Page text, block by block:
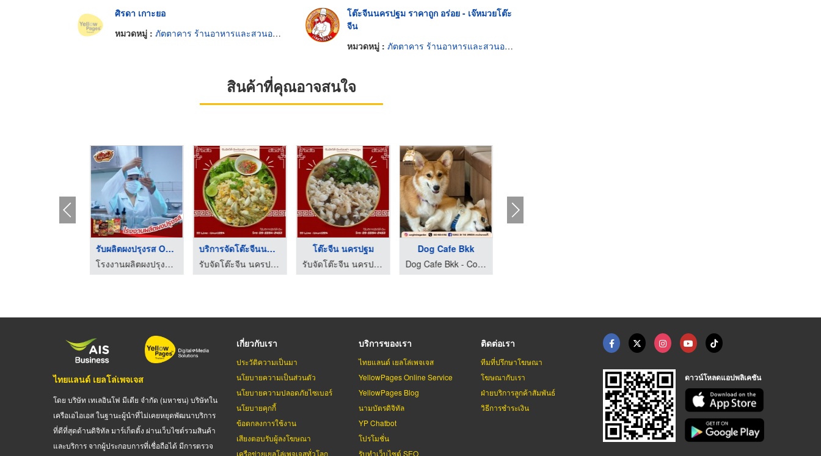
ศิรดา เกาะยอ
หมวดหมู่ : ภัตตาคาร ร้านอาหารและสวนอาหาร
โต๊ะจีนนครปฐม ราคาถูก อร่อย - เจ๊หมวยโต๊ะ
จีน
หมวดหมู่ : ภัตตาคาร ร้านอาหารและสวนอาหาร
สินค้าที่คุณอาจสนใจ
รับผลิตผงปรุงรส OEM
โรงงานผลิตผงปรุงรส - โฟร์ฟู้ดส์
บริการจัดโต๊ะจีนนครป ...
รับจัดโต๊ะจีน นครปฐม - น้องซ่า โภชนา
โต๊ะจีน นครปฐม
รับจัดโต๊ะจีน นครปฐม - น้องซ่า โภชนา
Dog Cafe Bkk
Dog Cafe Bkk - Corgi in the garden
ไทยแลนด์ เยลโล่เพจเจส
โดย บริษัท เทเลอินโฟ มีเดีย จำกัด (มหาชน) บริษัทใน
เครือเอไอเอส ในฐานะผู้นำที่ไม่เคยหยุดพัฒนาบริการ
ที่ดีที่สุดด้านดิจิทัล มาร์เก็ตติ้ง ผ่านเว็บไซต์รวมสินค้า
และบริการ จากผู้ประกอบการที่เชื่อถือได้ มีการตรวจ
เกี่ยวกับเรา
ประวัติความเป็นมา
นโยบายความเป็นส่วนตัว
นโยบายความปลอดภัยไซเบอร์
นโยบายคุกกี้
ข้อตกลงการใช้งาน
เสียงตอบรับผู้ลงโฆษณา
เครือข่ายเยลโล่เพจเจสทั่วโลก
บริการของเรา
ไทยแลนด์ เยลโล่เพจเจส
YellowPages Online Service
YellowPages Blog
นามบัตรดิจิทัล
YP Chatbot
โปรโมชั่น
รับทำเว็บไซต์ SEO
ติดต่อเรา
ทีมที่ปรึกษาโฆษณา
โฆษณากับเรา
ฝ่ายบริการลูกค้าสัมพันธ์
วิธีการชำระเงิน
ดาวน์โหลดแอปพลิเคชัน